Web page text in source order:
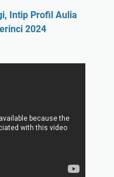
Intip Profil Aulia
2024